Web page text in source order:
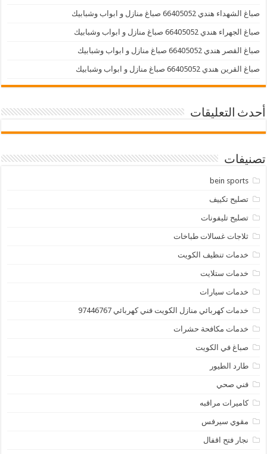
صباغ الشهداء هندي 66405052 صباغ منازل و ابواب وشبابيك
صباغ الجهراء هندي 66405052 صباغ منازل و ابواب وشبابيك
صباغ القصر هندي 66405052 صباغ منازل و ابواب وشبابيك
صباغ القرين هندي 66405052 صباغ منازل و ابواب وشبابيك
أحدث التعليقات
تصنيفات
bein sports
تصليح تكييف
تصليح تليفونات
ثلاجات غسالات طباخات
خدمات تنظيف الكويت
خدمات ستلايت
خدمات سيارات
خدمات كهربائي منازل الكويت فني كهربائي 97446767
خدمات مكافحة حشرات
صباغ في الكويت
طارد الطيور
فني صحي
كاميرات مراقبه
مقوي سيرفس
نجار فتح اقفال